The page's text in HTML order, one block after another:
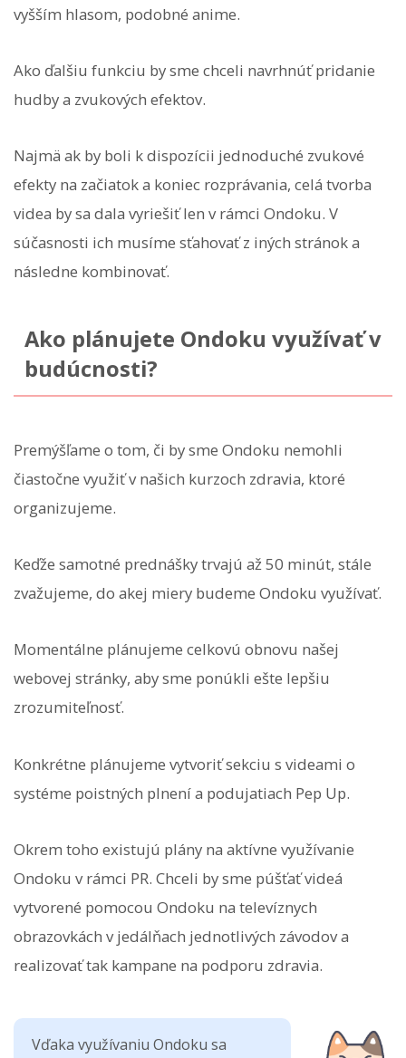
vyšším hlasom, podobné anime.
Ako ďalšiu funkciu by sme chceli navrhnúť pridanie
hudby a zvukových efektov.
Najmä ak by boli k dispozícii jednoduché zvukové
efekty na začiatok a koniec rozprávania, celá tvorba
videa by sa dala vyriešiť len v rámci Ondoku. V
súčasnosti ich musíme sťahovať z iných stránok a
následne kombinovať.
Ako plánujete Ondoku využívať v
budúcnosti?
Premýšľame o tom, či by sme Ondoku nemohli
čiastočne využiť v našich kurzoch zdravia, ktoré
organizujeme.
Keďže samotné prednášky trvajú až 50 minút, stále
zvažujeme, do akej miery budeme Ondoku využívať.
Momentálne plánujeme celkovú obnovu našej
webovej stránky, aby sme ponúkli ešte lepšiu
zrozumiteľnosť.
Konkrétne plánujeme vytvoriť sekciu s videami o
systéme poistných plnení a podujatiach Pep Up.
Okrem toho existujú plány na aktívne využívanie
Ondoku v rámci PR. Chceli by sme púšťať videá
vytvorené pomocou Ondoku na televíznych
obrazovkách v jedálňach jednotlivých závodov a
realizovať tak kampane na podporu zdravia.
Vďaka využívaniu Ondoku sa